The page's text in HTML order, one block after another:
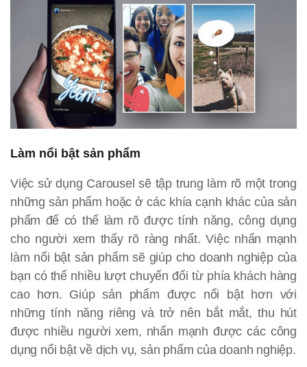
Làm nổi bật sản phẩm
Việc sử dụng Carousel sẽ tập trung làm rõ một trong
những sản phẩm hoặc ở các khía cạnh khác của sản
phẩm để có thể làm rõ được tính năng, công dụng
cho người xem thấy rõ ràng nhất. Việc nhấn mạnh
làm nổi bật sản phẩm sẽ giúp cho doanh nghiệp của
bạn có thể nhiều lượt chuyển đổi từ phía khách hàng
cao hơn. Giúp sản phẩm được nổi bật hơn với
những tính năng riêng và trở nên bắt mắt, thu hút
được nhiều người xem, nhấn mạnh được các công
dụng nổi bật về dịch vụ, sản phẩm của doanh nghiệp.